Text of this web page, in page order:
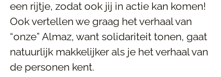
een rijtje, zodat ook jij in actie kan komen!
Ook vertellen we graag het verhaal van
“onze” Almaz, want solidariteit tonen, gaat
natuurlijk makkelijker als je het verhaal van
de personen kent.